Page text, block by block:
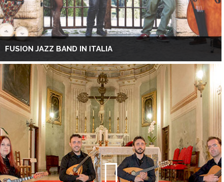
FUSION JAZZ BAND IN ITALIA